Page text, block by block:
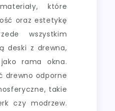
które
oraz estetykę
wszystkim
deski z drewna,
rama okna.
drewno odporne
takie
czy modrzew.